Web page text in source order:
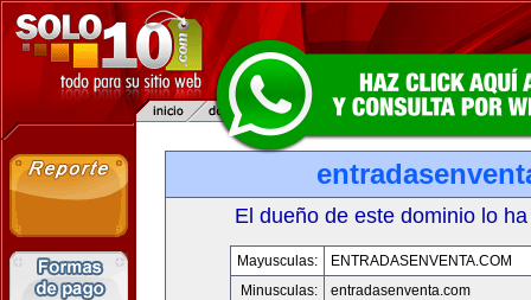
El dueño de este dominio lo
Mayusculas:
ENTRADASENVENTA.COM
Minusculas:
entradasenventa.com